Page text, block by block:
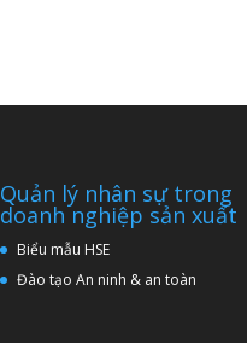
Quản lý nhân sự trong
doanh nghiệp sản xuất
Biểu mẫu HSE
Đào tạo An ninh & an toàn